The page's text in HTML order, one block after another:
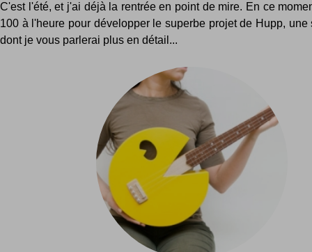
C'est l'été, et j'ai déjà la rentrée en point de mire. En ce
100 à l'heure pour développer le superbe projet de Hupp, une
dont je vous parlerai plus en détail...